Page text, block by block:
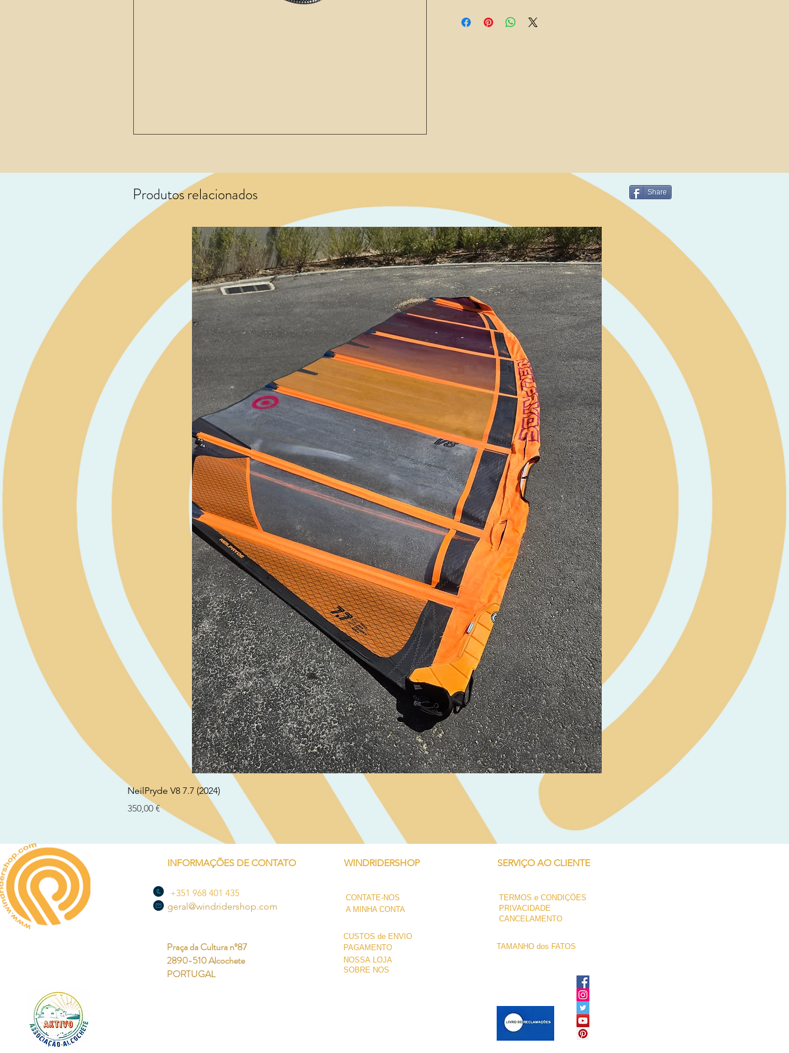
Share
Produtos relacionados
Visualização rápida
NeilPryde V8 7.7 (2024)
Preço
350,00 €
INFORMAÇÕES DE CONTATO
+351 968 401 435
geral@windridershop.com
WINDRIDERSHOP
CONTATE-NOS
A MINHA CONTA
SERVIÇO AO CLIENTE
TERMOS e CONDIÇÕES
PRIVACIDADE
CANCELAMENTO
CUSTOS de ENVIO
Praça da Cultura nº87
2890-510 Alcochete
PORTUGAL
PAGAMENTO
NOSSA LOJA
SOBRE NÓS
TAMANHO dos FATOS